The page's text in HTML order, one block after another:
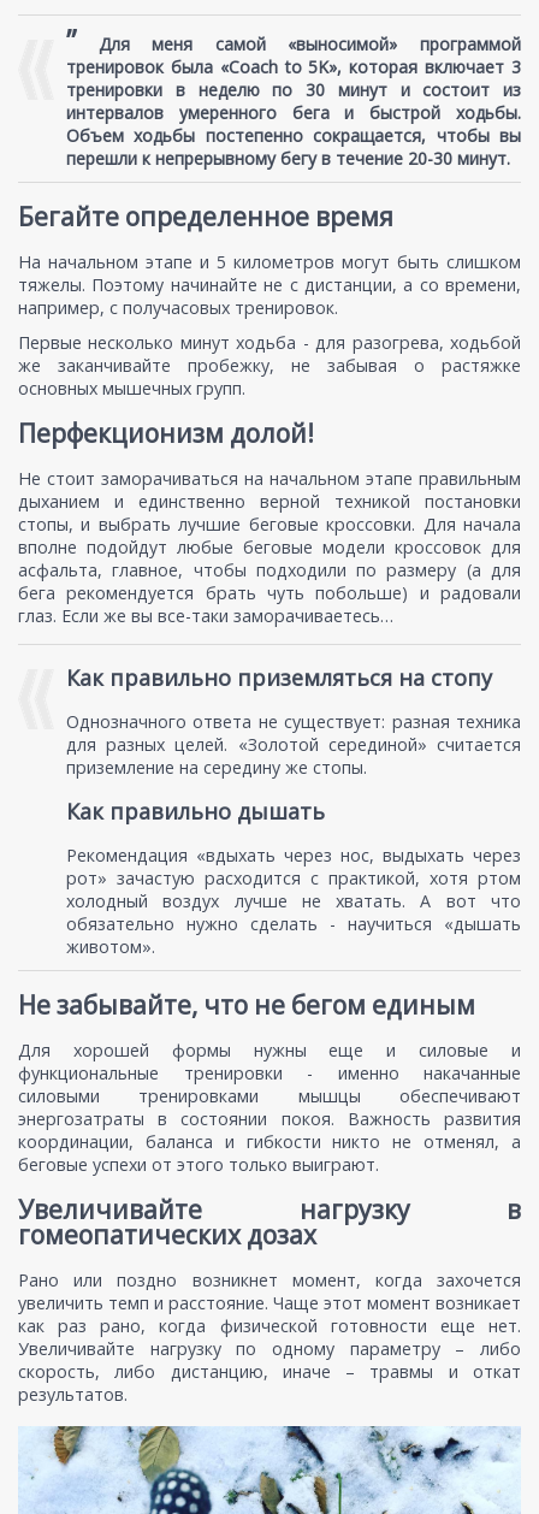
”
Для меня самой «выносимой» программой
тренировок была «Coach to 5K», которая включает 3
тренировки в неделю по 30 минут и состоит из
интервалов умеренного бега и быстрой ходьбы.
Объем ходьбы постепенно сокращается, чтобы вы
перешли к непрерывному бегу в течение 20-30 минут.
Бегайте определенное время
На начальном этапе и 5 километров могут быть слишком
тяжелы. Поэтому начинайте не с дистанции, а со времени,
например, с получасовых тренировок.
Первые несколько минут ходьба - для разогрева, ходьбой
же заканчивайте пробежку, не забывая о растяжке
основных мышечных групп.
Перфекционизм долой!
Не стоит заморачиваться на начальном этапе правильным
дыханием и единственно верной техникой постановки
стопы, и выбрать лучшие беговые кроссовки. Для начала
вполне подойдут любые беговые модели кроссовок для
асфальта, главное, чтобы подходили по размеру (а для
бега рекомендуется брать чуть побольше) и радовали
глаз. Если же вы все-таки заморачиваетесь…
Как правильно приземляться на стопу
Однозначного ответа не существует: разная техника
для разных целей. «Золотой серединой» считается
приземление на середину же стопы.
Как правильно дышать
Рекомендация «вдыхать через нос, выдыхать через
рот» зачастую расходится с практикой, хотя ртом
холодный воздух лучше не хватать. А вот что
обязательно нужно сделать - научиться «дышать
животом».
Не забывайте, что не бегом единым
Для хорошей формы нужны еще и силовые и
функциональные тренировки - именно накачанные
силовыми тренировками мышцы обеспечивают
энергозатраты в состоянии покоя. Важность развития
координации, баланса и гибкости никто не отменял, а
беговые успехи от этого только выиграют.
Увеличивайте нагрузку в
гомеопатических дозах
Рано или поздно возникнет момент, когда захочется
увеличить темп и расстояние. Чаще этот момент возникает
как раз рано, когда физической готовности еще нет.
Увеличивайте нагрузку по одному параметру – либо
скорость, либо дистанцию, иначе – травмы и откат
результатов.